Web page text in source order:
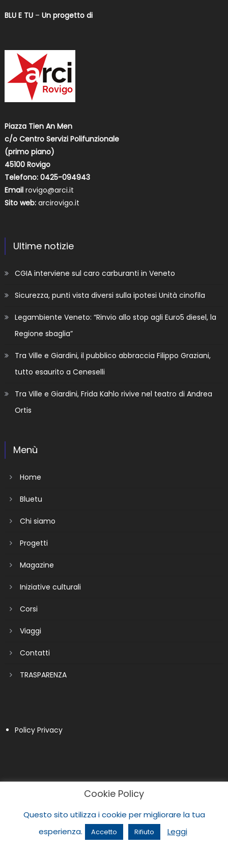
BLU E TU– Un progetto di
Piazza Tien An Men
c/o Centro Servizi Polifunzionale
(primo piano)
45100 Rovigo
Telefono: 0425-094943
Email rovigo@arci.it
Sito web: arcirovigo.it
Ultime notizie
CGIA interviene sul caro carburanti in Veneto
Sicurezza, punti vista diversi sulla ipotesi Unità cinofila
Legambiente Veneto: “Rinvio allo stop agli Euro5 diesel, la
Regione sbaglia”
Tra Ville e Giardini, il pubblico abbraccia Filippo Graziani,
tutto esaurito a Ceneselli
Tra Ville e Giardini, Frida Kahlo rivive nel teatro di Andrea
Ortis
Menù
Home
Bluetu
Chi siamo
Progetti
Magazine
Iniziative culturali
Corsi
Viaggi
Contatti
TRASPARENZA
Policy Privacy
|Newspaper Lite by themecentury.
Cookie Policy
Questo sito utilizza i cookie per migliorare la tua
esperienza.
Accetto Rifiuto Leggi